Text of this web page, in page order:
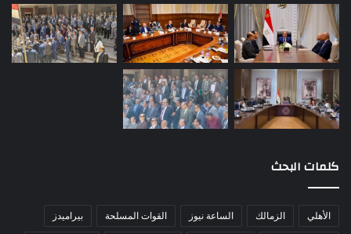
كلمات البحث
الأهلي الزمالك الساعة نيوز القوات المسلحة
بيراميدز